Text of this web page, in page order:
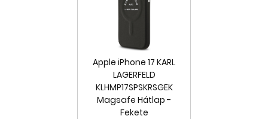
Apple iPhone 17 KARL
LAGERFELD
KLHMP17SPSKRSGEK
Magsafe Hátlap -
Fekete